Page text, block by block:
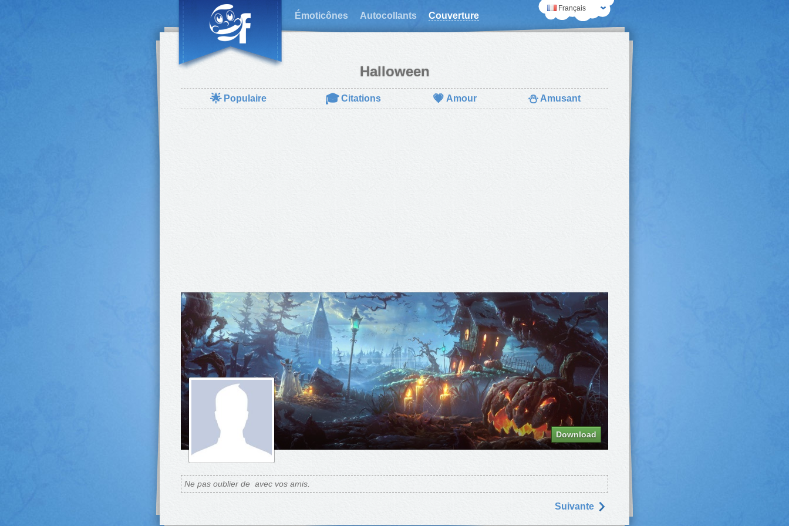
Émoticônes Autocollants Couverture
Français
Halloween
🌟 Populaire 🎓 Citations 💗 Amour ⛄ Amusant
Download
Ne pas oublier de avec vos amis.
Suivantе